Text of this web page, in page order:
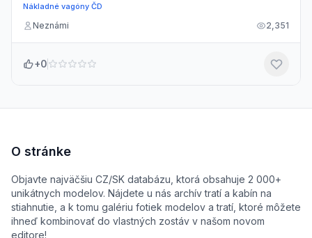
Nákladné vagóny ČD
Neznámi 2,351
+0
O stránke
Objavte najväčšiu CZ/SK databázu, ktorá obsahuje 2 000+
unikátnych modelov. Nájdete u nás archív tratí a kabín na
stiahnutie, a k tomu galériu fotiek modelov a tratí, ktoré môžete
ihneď kombinovať do vlastných zostáv v našom novom
editore!